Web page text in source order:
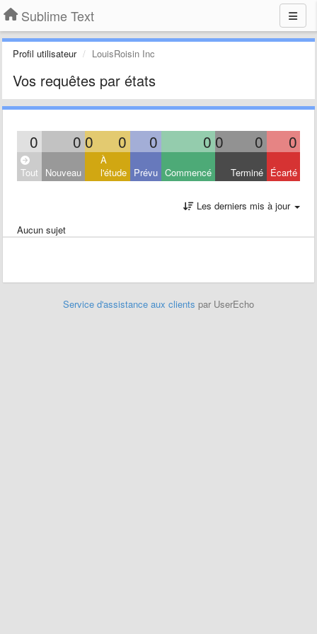
Sublime Text
Profil utilisateur LouisRoisin Inc
Vos requêtes par états
0 0 0 0 0 0 0 0 0
Tout Nouveau
À
l'étude Prévu Commencé Terminé Écarté
Les derniers mis à jour
Aucun sujet
Service d'assistance aux clients par UserEcho